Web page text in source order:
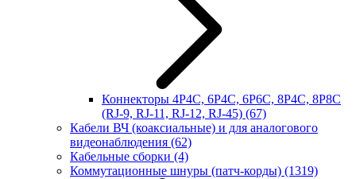
Коннекторы 4P4C, 6P4C, 6P6C, 8P4C, 8P8C
(RJ-9, RJ-11, RJ-12, RJ-45) (67)
Кабели ВЧ (коаксиальные) и для аналогового
видеонаблюдения (62)
Кабельные сборки (4)
Коммутационные шнуры (патч-корды) (1319)